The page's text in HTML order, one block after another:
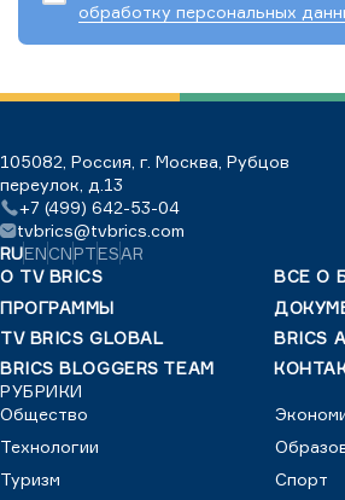
обработку персональных
105082, Россия, г. Москва, Рубцов
переулок, д.13
+7 (499) 642-53-04
tvbrics@tvbrics.com
RUENCNPTESAR
О TV BRICS
ВСЕ О
ПРОГРАММЫ
TV BRICS GLOBAL
BRICS
BRICS BLOGGERS TEAM
РУБРИКИ
Общество
Технологии
Туризм
Спорт